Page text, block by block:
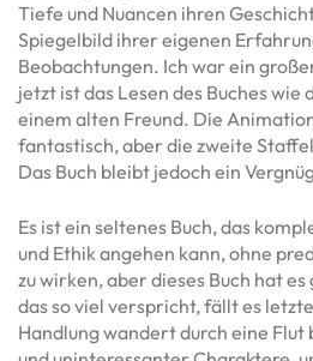
Tiefe und Nuancen ihren
Spiegelbild ihrer eigenen
Beobachtungen. Ich war ein
jetzt ist das Lesen des Buches
einem alten Freund. Die
fantastisch, aber die zweite
Das Buch bleibt jedoch ein
Es ist ein seltenes Buch, das
und Ethik angehen kann, ohne
zu wirken, aber dieses Buch hat
das so viel verspricht, fällt es
Handlung wandert durch eine